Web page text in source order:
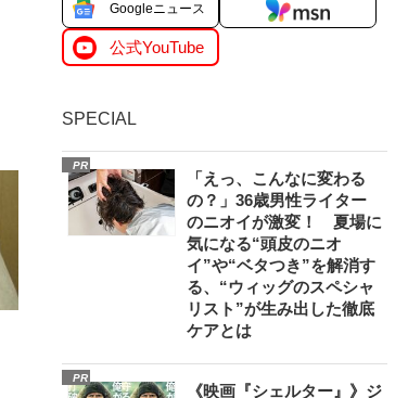
Googleニュース
公式YouTube
SPECIAL
PR
「えっ、こんなに変わる
の？」36歳男性ライター
のニオイが激変！ 夏場に
気になる“頭皮のニオ
イ”や“ベタつき”を解消す
る、“ウィッグのスペシャ
リスト”が生み出した徹底
ケアとは
PR
《映画『シェルター』》ジ